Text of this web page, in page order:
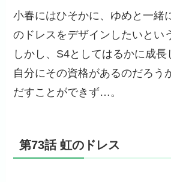
小春にはひそかに、ゆめと一緒
のドレスをデザインしたいとい
しかし、S4としてはるかに成長
自分にその資格があるのだろう
だすことができず…。
第73話 虹のドレス